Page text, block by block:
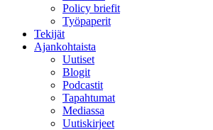
Policy briefit
Työpaperit
Tekijät
Ajankohtaista
Uutiset
Blogit
Podcastit
Tapahtumat
Mediassa
Uutiskirjeet